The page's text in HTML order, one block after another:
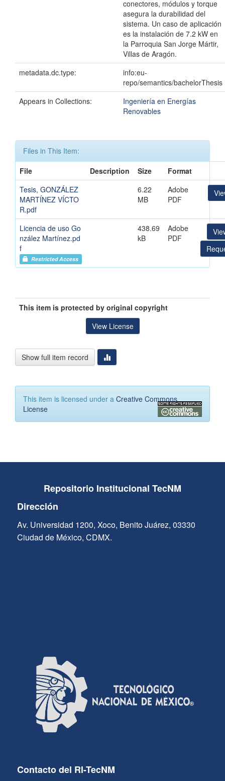
conectores, módulos y torque
asegura la durabilidad del
sistema. Un caso de aplicación
es la instalación de 7.2 kW en
la Parroquia San Jorge Mártir,
Villas de Aragón.
metadata.dc.type:
info:eu-
repo/semantics/bachelorThesis
Appears in Collections:
Ingeniería en Energías
Renovables
Files in This Item:
File
Description Size
Format
Tesis, GONZÁLEZ
MARTÍNEZ VÍCTO
R.pdf
6.22
MB
Adobe
PDF
Licencia de uso Go
nzález Martínez.pd
f
Restricted Access
438.69
kB
Adobe
PDF
This item is protected by original copyright
View License
Show full item record
This item is licensed under a Creative Commons
License
Repositorio Institucional TecNM
Dirección
Av. Universidad 1200, Xoco, Benito Juárez, 03330
Ciudad de México, CDMX.
Contacto del RI-TecNM